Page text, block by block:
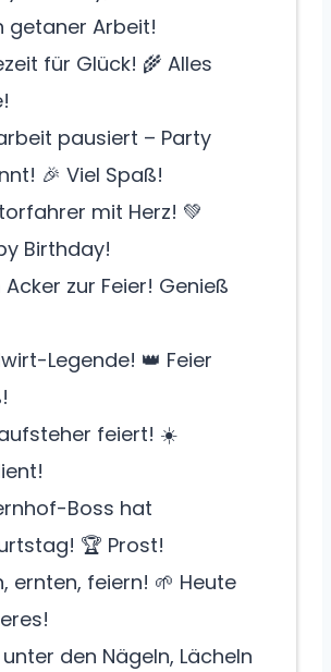
getaner Arbeit!
für Glück! 🌾 Alles
pausiert – Party
🎉 Viel Spaß!
mit Herz! 💚
Birthday!
zur Feier! Genieß
Legende! 👑 Feier
feiert! ☀️
Boss hat
🏆 Prost!
ernten, feiern! 🌱 Heute
unter den Nägeln, Lächeln